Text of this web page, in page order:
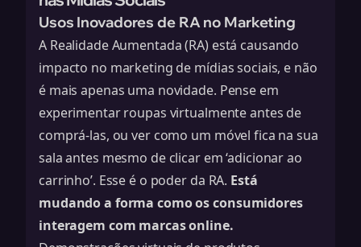
Usos Inovadores de RA no Marketing
A Realidade Aumentada (RA) está causando
impacto no marketing de mídias sociais, e não
é mais apenas uma novidade. Pense em
experimentar roupas virtualmente antes de
comprá-las, ou ver como um móvel fica na sua
sala antes mesmo de clicar em ‘adicionar ao
carrinho’. Esse é o poder da RA. Está
mudando a forma como os consumidores
interagem com marcas online.